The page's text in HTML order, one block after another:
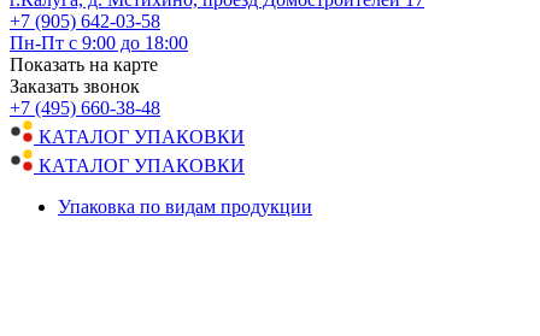
+7 (905) 642-03-58
Пн-Пт с 9:00 до 18:00
Показать на карте
Заказать звонок
+7 (495) 660-38-48
КАТАЛОГ УПАКОВКИ
КАТАЛОГ УПАКОВКИ
Упаковка по видам продукции